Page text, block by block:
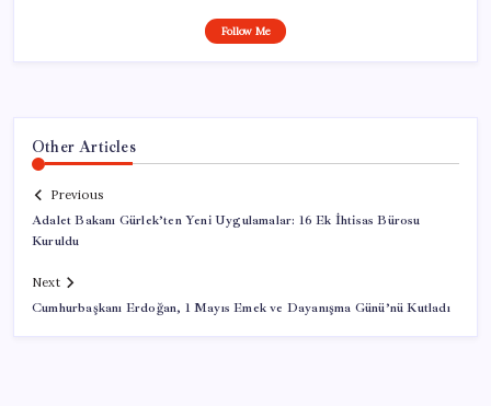
Follow Me
Other Articles
Previous
Adalet Bakanı Gürlek’ten Yeni Uygulamalar: 16 Ek İhtisas Bürosu
Kuruldu
Next
Cumhurbaşkanı Erdoğan, 1 Mayıs Emek ve Dayanışma Günü’nü Kutladı